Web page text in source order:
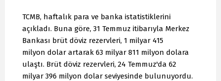
TCMB, haftalık para ve banka istatistiklerini
açıkladı. Buna göre, 31 Temmuz itibarıyla Merkez
Bankası brüt döviz rezervleri, 1 milyar 415
milyon dolar artarak 63 milyar 811 milyon dolara
ulaştı. Brüt döviz rezervleri, 24 Temmuz'da 62
milyar 396 milyon dolar seviyesinde bulunuyordu.